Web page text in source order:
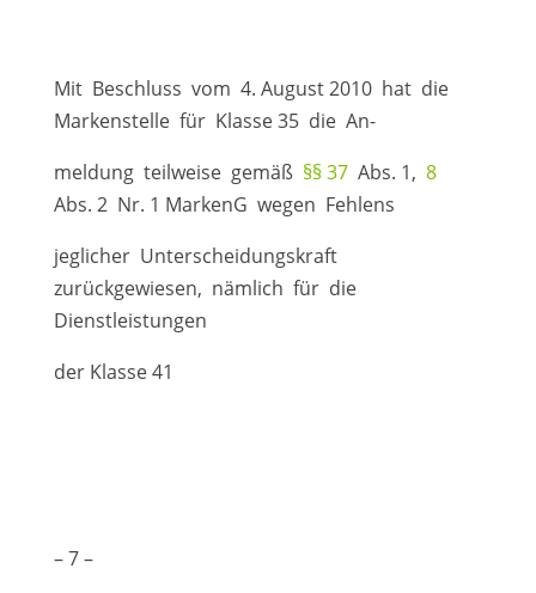
Mit Beschluss vom 4. August 2010 hat die
Markenstelle für Klasse 35 die An-
meldung teilweise gemäß §§ 37Abs. 1, 8
Abs. 2 Nr. 1 MarkenG wegen Fehlens
jeglicher Unterscheidungskraft
zurückgewiesen, nämlich für die
Dienstleistungen
der Klasse 41
– 7 –